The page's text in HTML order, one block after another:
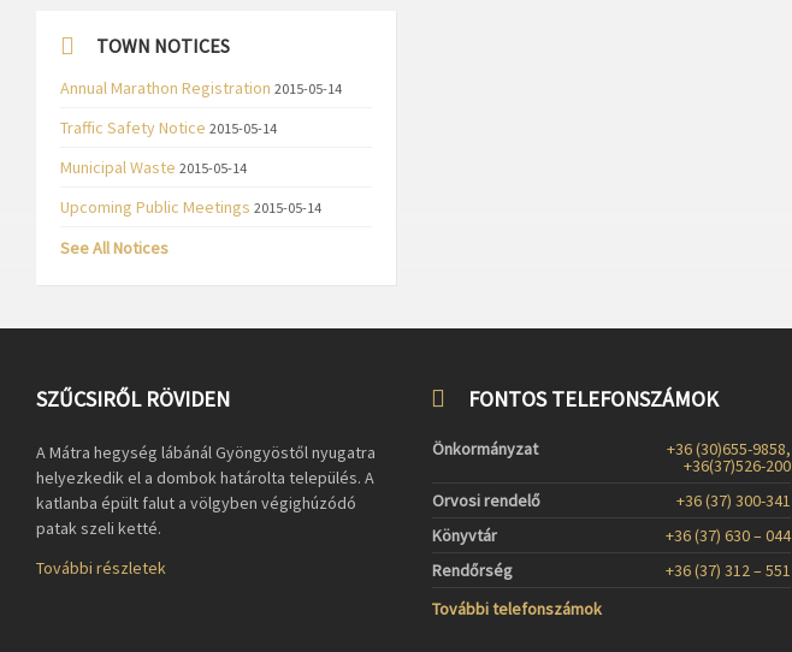
TOWN NOTICES
Annual Marathon Registration 2015-05-14
Traffic Safety Notice 2015-05-14
Municipal Waste 2015-05-14
Upcoming Public Meetings 2015-05-14
See All Notices
SZŰCSIRŐL RÖVIDEN
A Mátra hegység lábánál Gyöngyöstől nyugatra
helyezkedik el a dombok határolta település. A
katlanba épült falut a völgyben végighúzódó
patak szeli ketté.
További részletek
FONTOS TELEFONSZÁMOK
Önkormányzat +36 (30)655-9858,
+36(37)526-200
Orvosi rendelő
+36 (37) 300-341
Könyvtár
+36 (37) 630 – 044
Rendőrség
+36 (37) 312 – 551
További telefonszámok